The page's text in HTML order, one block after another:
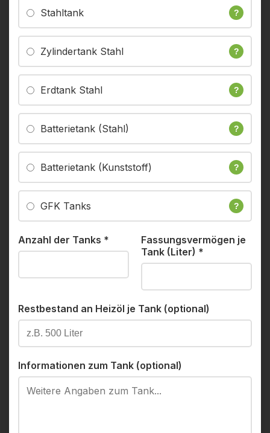
Stahltank ?
Zylindertank Stahl ?
Erdtank Stahl ?
Batterietank (Stahl) ?
Batterietank (Kunststoff) ?
GFK Tanks ?
Anzahl der Tanks *
Fassungsvermögen je
Tank (Liter) *
Restbestand an Heizöl je Tank (optional)
Informationen zum Tank (optional)